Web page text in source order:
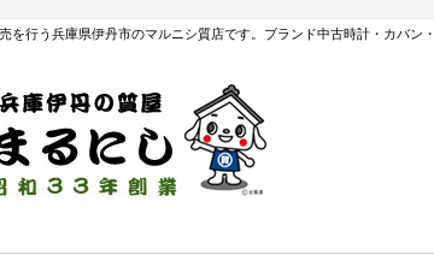
を行う兵庫県伊丹市のマルニシ質店です。ブランド中古時計・カバン